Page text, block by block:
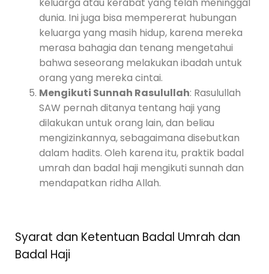
keluarga atau kerabat yang telah meninggal
dunia. Ini juga bisa mempererat hubungan
keluarga yang masih hidup, karena mereka
merasa bahagia dan tenang mengetahui
bahwa seseorang melakukan ibadah untuk
orang yang mereka cintai.
Mengikuti Sunnah Rasulullah: Rasulullah
SAW pernah ditanya tentang haji yang
dilakukan untuk orang lain, dan beliau
mengizinkannya, sebagaimana disebutkan
dalam hadits. Oleh karena itu, praktik badal
umrah dan badal haji mengikuti sunnah dan
mendapatkan ridha Allah.
Syarat dan Ketentuan Badal Umrah dan
Badal Haji